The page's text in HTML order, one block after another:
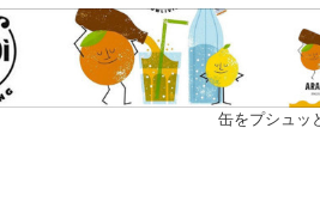
缶をプシュッ